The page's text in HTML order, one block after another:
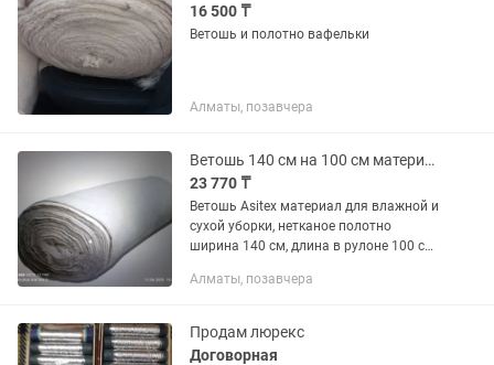
16 500 ₸
Ветошь и полотно вафельки
Алматы, позавчера
Ветошь 140 см на 100 см материал для уборки нетканое полотно
23 770 ₸
Ветошь Asitex материал для влажной и
сухой уборки, нетканое полотно
ширина 140 см, длина в рулоне 100 см,
Продается только оптом от 10 рулон.
Алматы, позавчера
Продам люрекс
Договорная